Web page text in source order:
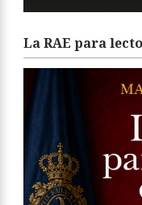
La RAE para